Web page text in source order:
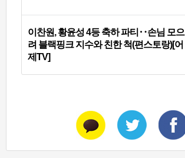
이찬원, 황윤성 4등 축하 파티‥손님 모으
려 블랙핑크 지수와 친한 척(편스토랑)[어
제TV]